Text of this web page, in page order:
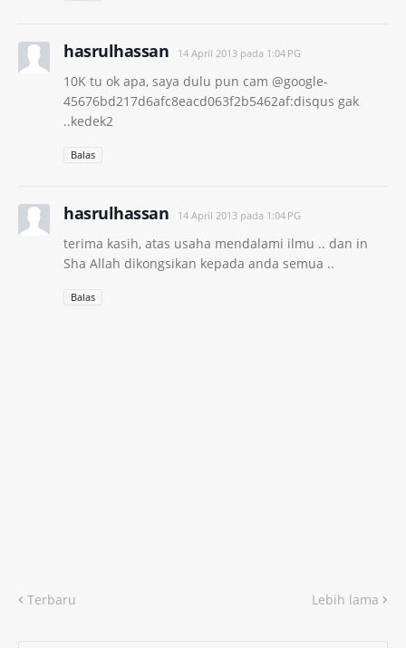
hasrulhassan 14 April 2013 pada 1:04 PG
10K tu ok apa, saya dulu pun cam @google-
45676bd217d6afc8eacd063f2b5462af:disqus gak
..kedek2
Balas
hasrulhassan 14 April 2013 pada 1:04 PG
terima kasih, atas usaha mendalami ilmu .. dan in
Sha Allah dikongsikan kepada anda semua ..
Balas
Terbaru Lebih lama